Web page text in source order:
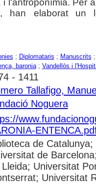
i l'antroponímia. Per
han elaborat un
; Diplomataris ; Manuscrits
baronia; Vandellòs i
- 1411
Tallafigo,
Noguera
de
de
Universitat
Universitat